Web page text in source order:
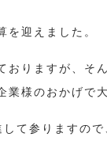
迎えました。
おりますが、そ
様のおかげで
て参りますの